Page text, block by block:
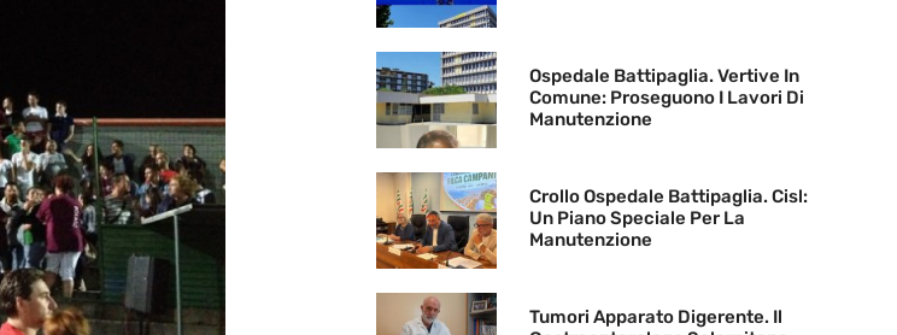
Ospedale Battipaglia. Vertive In
Comune: Proseguono I Lavori Di
Manutenzione
Crollo Ospedale Battipaglia. Cisl:
Un Piano Speciale Per La
Manutenzione
Tumori Apparato Digerente. Il